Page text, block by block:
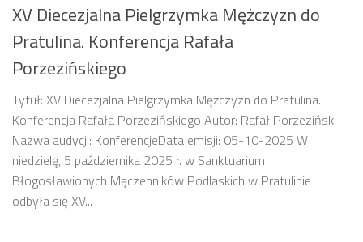
XV Diecezjalna Pielgrzymka Mężczyzn do
Pratulina. Konferencja Rafała
Porzezińskiego
Tytuł: XV Diecezjalna Pielgrzymka Mężczyzn do Pratulina.
Konferencja Rafała Porzezińskiego Autor: Rafał Porzeziński
Nazwa audycji: KonferencjeData emisji: 05-10-2025 W
niedzielę, 5 października 2025 r. w Sanktuarium
Błogosławionych Męczenników Podlaskich w Pratulinie
odbyła się XV...